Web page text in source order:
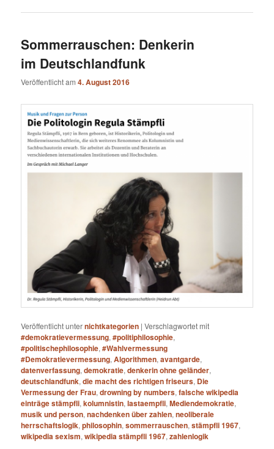
Sommerrauschen: Denkerin
im Deutschlandfunk
Veröffentlicht am4. August 2016
Veröffentlicht unternichtkategorien |Verschlagwortet mit
#demokratievermessung,#politiphilosophie,
#politischephilosophie,#Wahlvermessung
#Demokratievermessung,Algorithmen,avantgarde,
datenverfassung,demokratie,denkerin ohne geländer,
deutschlandfunk,die macht des richtigen friseurs, Die
Vermessung der Frau,drowning by numbers,falsche wikipedia
einträge stämpfli,kolumnistin,lastaempfli,Mediendemokratie,
musik und person,nachdenken über zahlen,neoliberale
herrschaftslogik,philosophin,sommerrauschen,stämpfli 1967,
wikipedia sexism,wikipedia stämpfli 1967,zahlenlogik